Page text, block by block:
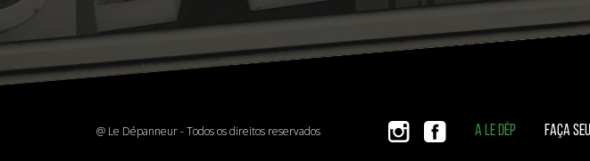
@ Le Dépanneur - Todos os direitos reservados A LE DÉP FAÇA